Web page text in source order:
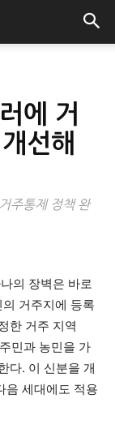
에 거
선해
주통제 정책 완
의 장벽은 바로
거주지에 등록
한 거주 지역
민과 농민을 가
다. 이 신분을 개
음 세대에도 적용